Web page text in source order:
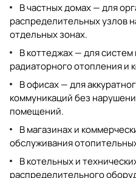
В частных домах — для
распределительных узлов
отдельных зонах.
В коттеджах — для
радиаторного отопления
В офисах — для
коммуникаций без
помещений.
В магазинах и
обслуживания
В котельных и
распределительного